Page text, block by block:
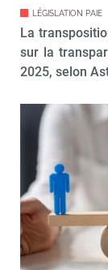
LÉGISLATION PAIE
La
sur la
2025, selon